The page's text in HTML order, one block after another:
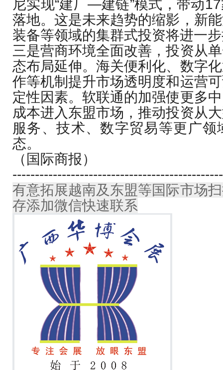
尼实现“建厂—建链”模式，带动
落地。这是未来趋势的缩影，新
装备等领域的集群式投资将进一
三是营商环境全面改善，投资从
态布局延伸。海关便利化、数字
作等机制提升市场透明度和运营
定性因素。软联通的加强使更多
成本进入东盟市场，推动投资从
服务、技术、数字贸易等更广领
态。
（国际商报）
有意拓展越南及东盟等国际市场
存添加微信快速联系